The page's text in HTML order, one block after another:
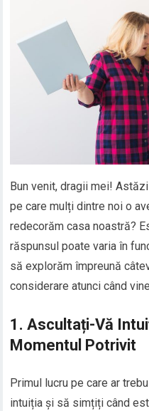
Bun venit, dragii mei!
pe care mulți dintre noi o
redecorăm casa noastră?
răspunsul poate varia în
să explorăm împreună
considerare atunci când
1. Ascultați-Vă
Momentul Potrivit
Primul lucru pe care ar
intuiția și să simțiți când